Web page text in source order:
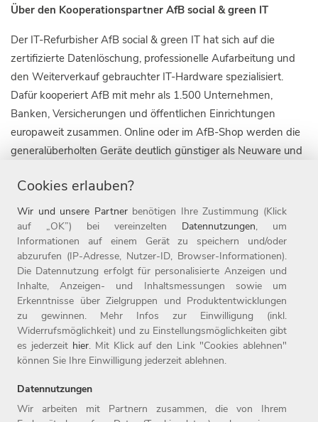
Über den Kooperationspartner AfB social & green IT
Der IT-Refurbisher AfB social & green IT hat sich auf die
zertifizierte Datenlöschung, professionelle Aufarbeitung und
den Weiterverkauf gebrauchter IT-Hardware spezialisiert.
Dafür kooperiert AfB mit mehr als 1.500 Unternehmen,
Banken, Versicherungen und öffentlichen Einrichtungen
europaweit zusammen. Online oder im AfB-Shop werden die
generalüberholten Geräte deutlich günstiger als Neuware und
Weise werden Neuproduktionen vermieden und damit
Emissionen und Elektroschrott reduziert sowie wertvolle
Ressourcen geschont. Gleichzeitig setzt das
Sozialunternehmen auf Inklusion: 45 % der rund 650
Angestellten sind schwerbehindert. Damit ist AfB das größte
gemeinnützige IT-Unternehmen Europas. Für dieses Green-IT-
Konzept wurde AfB unter anderem mit dem IT Distri Award
Refurbishing & Remarketing (2023), mit dem Deutschen
Nachhaltigkeitspreis (2021) und als Leading Employer 2022
ausgezeichnet.
Cookies erlauben?
Wir und unsere Partnerbenötigen Ihre Zustimmung (Klick
auf „OK”) bei vereinzelten Datennutzungen, um
Informationen auf einem Gerät zu speichern und/oder
abzurufen (IP-Adresse, Nutzer-ID, Browser-Informationen).
Die Datennutzung erfolgt für personalisierte Anzeigen und
Inhalte, Anzeigen- und Inhaltsmessungen sowie um
Erkenntnisse über Zielgruppen und Produktentwicklungen
zu gewinnen. Mehr Infos zur Einwilligung (inkl.
Widerrufsmöglichkeit) und zu Einstellungsmöglichkeiten gibt
es jederzeit hier. Mit Klick auf den Link "Cookies ablehnen"
können Sie Ihre Einwilligung jederzeit ablehnen.
Datennutzungen
Wir arbeiten mit Partnern zusammen, die von Ihrem